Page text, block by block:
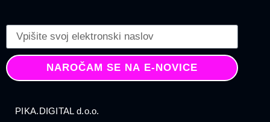
NAROČAM SE NA E-NOVICE
PIKA.DIGITAL d.o.o.